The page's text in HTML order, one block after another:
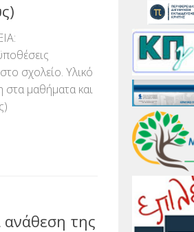
σχολείο. Υλικό
μαθήματα και
της